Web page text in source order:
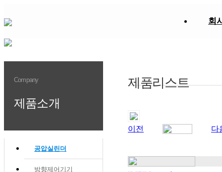
회
Company
제품소개
공압실린더
방향제어기기
제품리스트
이전 다